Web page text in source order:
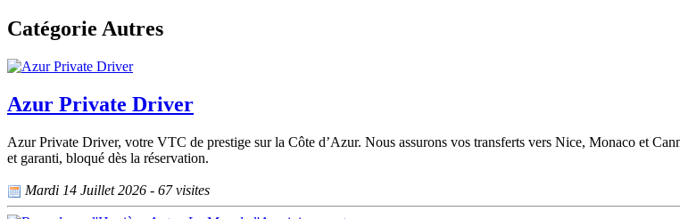
Catégorie Autres
Azur Private Driver
Azur Private Driver, votre VTC de prestige sur la Côte d’Azur. Nous assurons vos transferts vers Nice, Monaco et
et garanti, bloqué dès la réservation.
Mardi 14 Juillet 2026 - 67 visites